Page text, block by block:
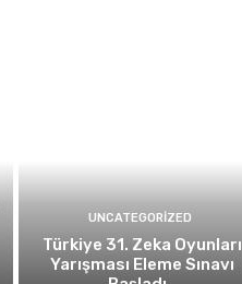
UNCATEGORIZED
Türkiye 31. Zeka Oyunları
Yarışması Eleme Sınavı